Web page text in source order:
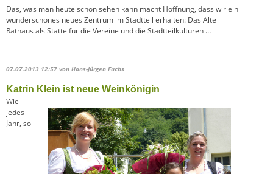
Das, was man heute schon sehen kann macht Hoffnung, dass wir ein
wunderschönes neues Zentrum im Stadtteil erhalten: Das Alte
Rathaus als Stätte für die Vereine und die Stadtteilkulturen …
07.07.2013 12:57 von Hans-Jürgen Fuchs
Katrin Klein ist neue Weinkönigin
Wie
jedes
Jahr, so